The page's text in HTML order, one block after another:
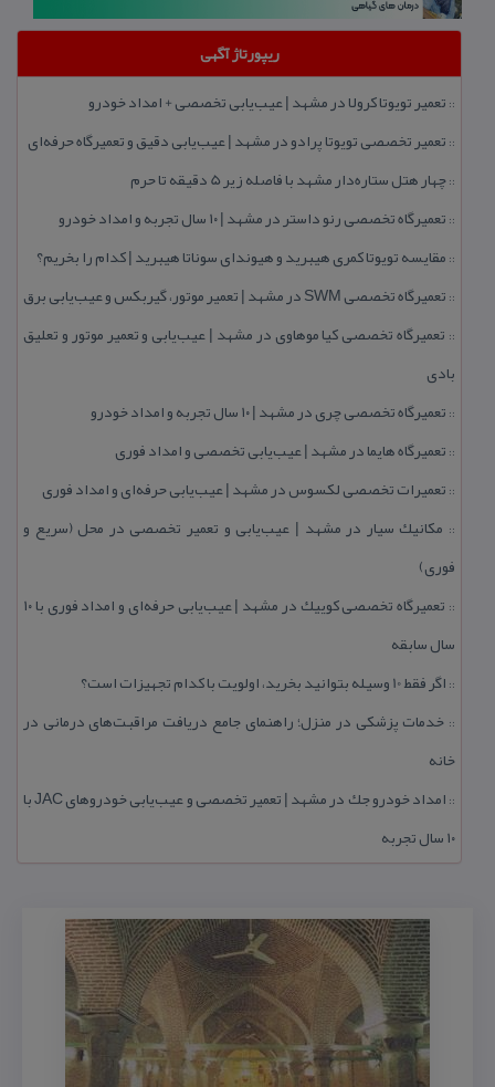
ریپورتاژ آگهی
:: تعمیر تویوتا كرولا در مشهد | عیب‌یابی تخصصی + امداد خودرو
:: تعمیر تخصصی تویوتا پرادو در مشهد | عیب‌یابی دقیق و تعمیرگاه حرفه‌ای
::چهار هتل‌ ستاره‌دار مشهد با فاصله زیر 5 دقیقه تا حرم
:: تعمیرگاه تخصصی رنو داستر در مشهد | ۱۰ سال تجربه و امداد خودرو
:: مقایسه تویوتا كمری هیبرید و هیوندای سوناتا هیبرید | كدام را بخریم؟
:: تعمیرگاه تخصصی SWM در مشهد | تعمیر موتور، گیربكس و عیب‌یابی برق
:: تعمیرگاه تخصصی كیا موهاوی در مشهد | عیب‌یابی و تعمیر موتور و تعلیق
بادی
:: تعمیرگاه تخصصی چری در مشهد | ۱۰ سال تجربه و امداد خودرو
:: تعمیرگاه هایما در مشهد | عیب‌یابی تخصصی و امداد فوری
:: تعمیرات تخصصی لكسوس در مشهد | عیب‌یابی حرفه‌ای و امداد فوری
:: مكانیك سیار در مشهد | عیب‌یابی و تعمیر تخصصی در محل (سریع و
فوری)
::
تعمیرگاه تخصصی كوییك در مشهد | عیب‌یابی حرفه‌ای و امداد فوری با ۱۰
سال سابقه
:: اگر فقط 10 وسیله بتوانید بخرید، اولویت با كدام تجهیزات است؟
:: خدمات پزشكی در منزل؛ راهنمای جامع دریافت مراقبت‌های درمانی در
خانه
::
امداد خودرو جك در مشهد | تعمیر تخصصی و عیب‌یابی خودروهای JAC با
۱۰ سال تجربه